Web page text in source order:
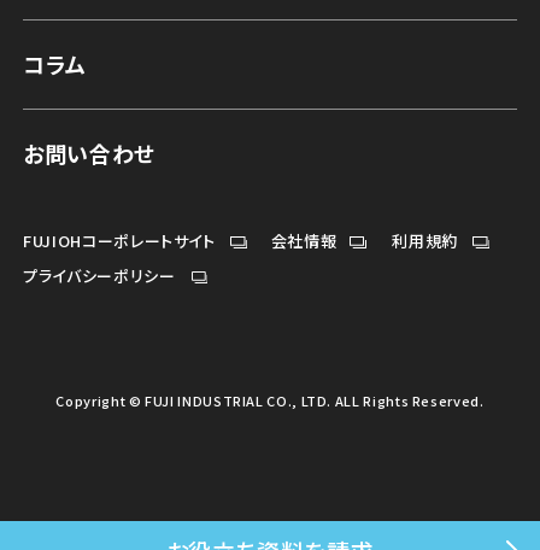
コラム
お問い合わせ
FUJIOHコーポレートサイト 会社情報
利用規約
プライバシーポリシー
Copyright © FUJI INDUSTRIAL CO., LTD. ALL Rights Reserved.